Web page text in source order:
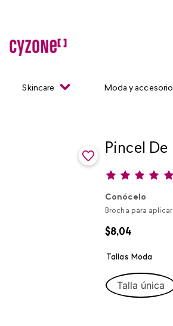
Skincare Moda y
Pincel De
Conócelo
Brocha para
$8,04
Tallas Moda
Talla única